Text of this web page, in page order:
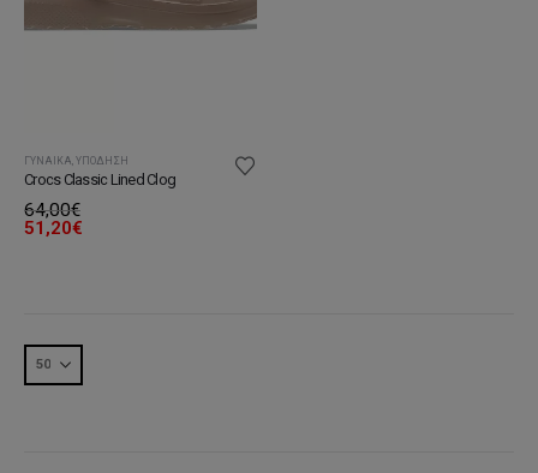
ΓΥΝΑΊΚΑ, ΥΠΌΔΗΣΗ
Crocs Classic Lined Clog
64,00€
51,20€